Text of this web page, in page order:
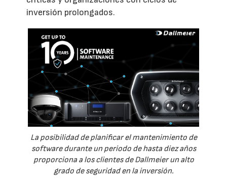
inversión prolongados.
La posibilidad de planificar el mantenimiento de
software durante un periodo de hasta diez años
proporciona a los clientes de Dallmeier un alto
grado de seguridad en la inversión.